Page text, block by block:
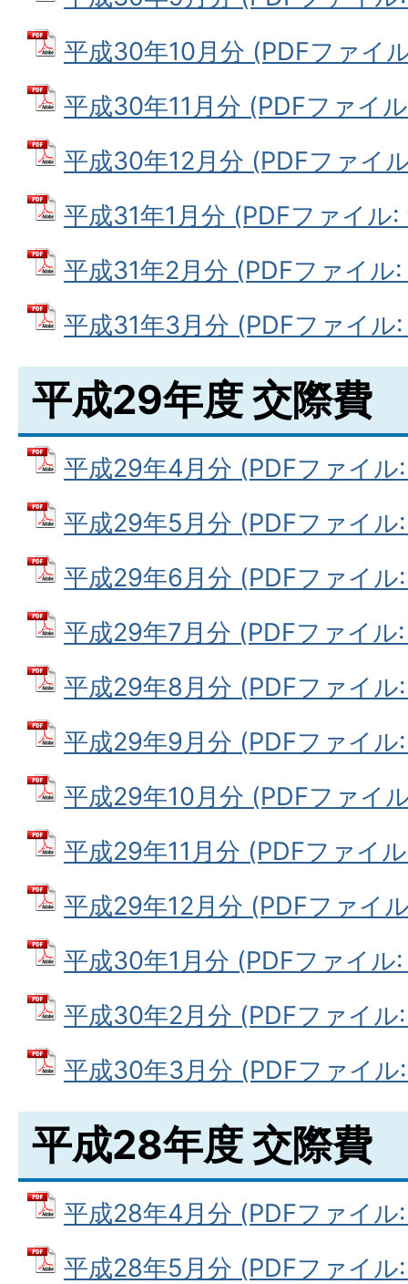
平成30年10月分 (PDFファイ
平成30年11月分 (PDFファイ
平成30年12月分 (PDFファイ
平成31年1月分 (PDFファイル
平成31年2月分 (PDFファイル
平成31年3月分 (PDFファイル
平成29年度 交際費
平成29年4月分 (PDFファイル
平成29年5月分 (PDFファイル
平成29年6月分 (PDFファイ
平成29年7月分 (PDFファイル
平成29年8月分 (PDFファイル
平成29年9月分 (PDFファイル
平成29年10月分 (PDFファイ
平成29年11月分 (PDFファイ
平成29年12月分 (PDFファイ
平成30年1月分 (PDFファイル
平成30年2月分 (PDFファイル
平成30年3月分 (PDFファイル
平成28年度 交際費
平成28年4月分 (PDFファイル
平成28年5月分 (PDFファイル